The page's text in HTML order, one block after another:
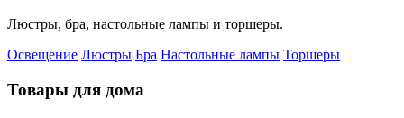
Люстры, бра, настольные лампы и торшеры.
Освещение Люстры Бра Настольные лампы Торшеры
Товары для дома